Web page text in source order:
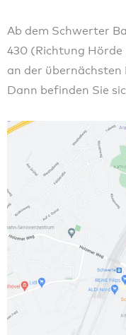
Ab dem Schwerter
430 (Richtung
an der übernächsten
Dann befinden Sie